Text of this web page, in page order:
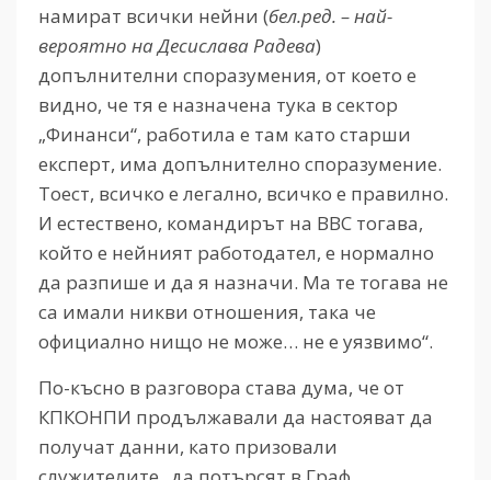
намират всички нейни (бел.ред. – най-
вероятно на Десислава Радева)
допълнителни споразумения, от което е
видно, че тя е назначена тука в сектор
„Финанси“, работила е там като старши
експерт, има допълнително споразумение.
Тоест, всичко е легално, всичко е правилно.
И естествено, командирът на ВВС тогава,
който е нейният работодател, е нормално
да разпише и да я назначи. Ма те тогава не
са имали никви отношения, така че
официално нищо не може… не е уязвимо“.
По-късно в разговора става дума, че от
КПКОНПИ продължавали да настояват да
получат данни, като призовали